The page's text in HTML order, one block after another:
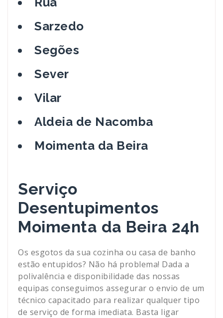
Sarzedo
Segões
Sever
Vilar
Aldeia de Nacomba
Moimenta da Beira
Serviço
Desentupimentos
Moimenta da Beira 24h
Os esgotos da sua cozinha ou casa de banho
estão entupidos? Não há problema! Dada a
polivalência e disponibilidade das nossas
equipas conseguimos assegurar o envio de um
técnico capacitado para realizar qualquer tipo
de serviço de forma imediata. Basta ligar